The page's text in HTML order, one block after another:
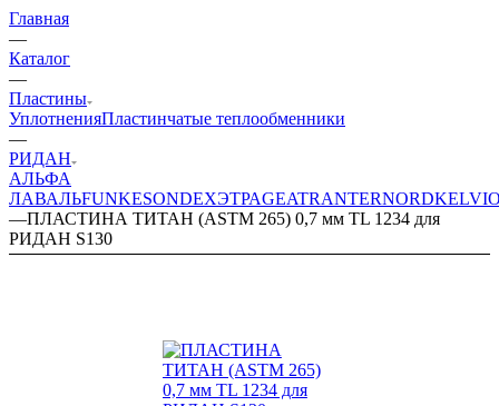
Главная
—
Каталог
—
Пластины
УплотненияПластинчатые теплообменники
—
РИДАН
АЛЬФА
ЛАВАЛЬFUNKESONDEXЭТРАGEATRANTERNORD
—ПЛАСТИНА ТИТАН (ASTM 265) 0,7 мм TL 1234 для
РИДАН S130